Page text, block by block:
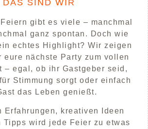
DAS SIND WIR
gibt es viele – manchmal
ganz spontan. Doch wie
echtes Highlight? Wir zeigen
eure nächste Party zum vollen
– egal, ob ihr Gastgeber seid,
Stimmung sorgt oder einfach
das Leben genießt.
Erfahrungen, kreativen Ideen
Tipps wird jede Feier zu etwas